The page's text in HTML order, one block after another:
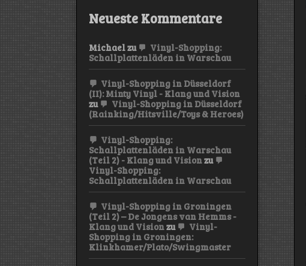
Neueste Kommentare
Michaelzu
Vinyl-Shopping:
Schallplattenläden in Warschau
Vinyl-Shopping in Düsseldorf
(II): Minty Vinyl - Klang und Vision
zu
Vinyl-Shopping in Düsseldorf
(Rainking/Hitsville/Toys & Heroes)
Vinyl-Shopping:
Schallplattenläden in Warschau
(Teil 2) - Klang und Visionzu
Vinyl-Shopping:
Schallplattenläden in Warschau
Vinyl-Shopping in Groningen
(Teil 2) – De Jongens van Hemms -
Klang und Visionzu
Vinyl-
Shopping in Groningen:
Klinkhamer/Plato/Swingmaster